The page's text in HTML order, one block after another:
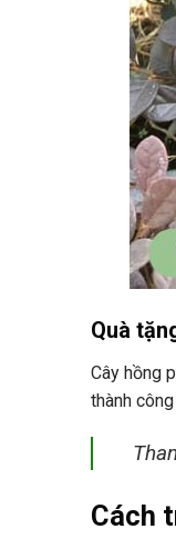
Quà
Cây hồng
thành
Cách